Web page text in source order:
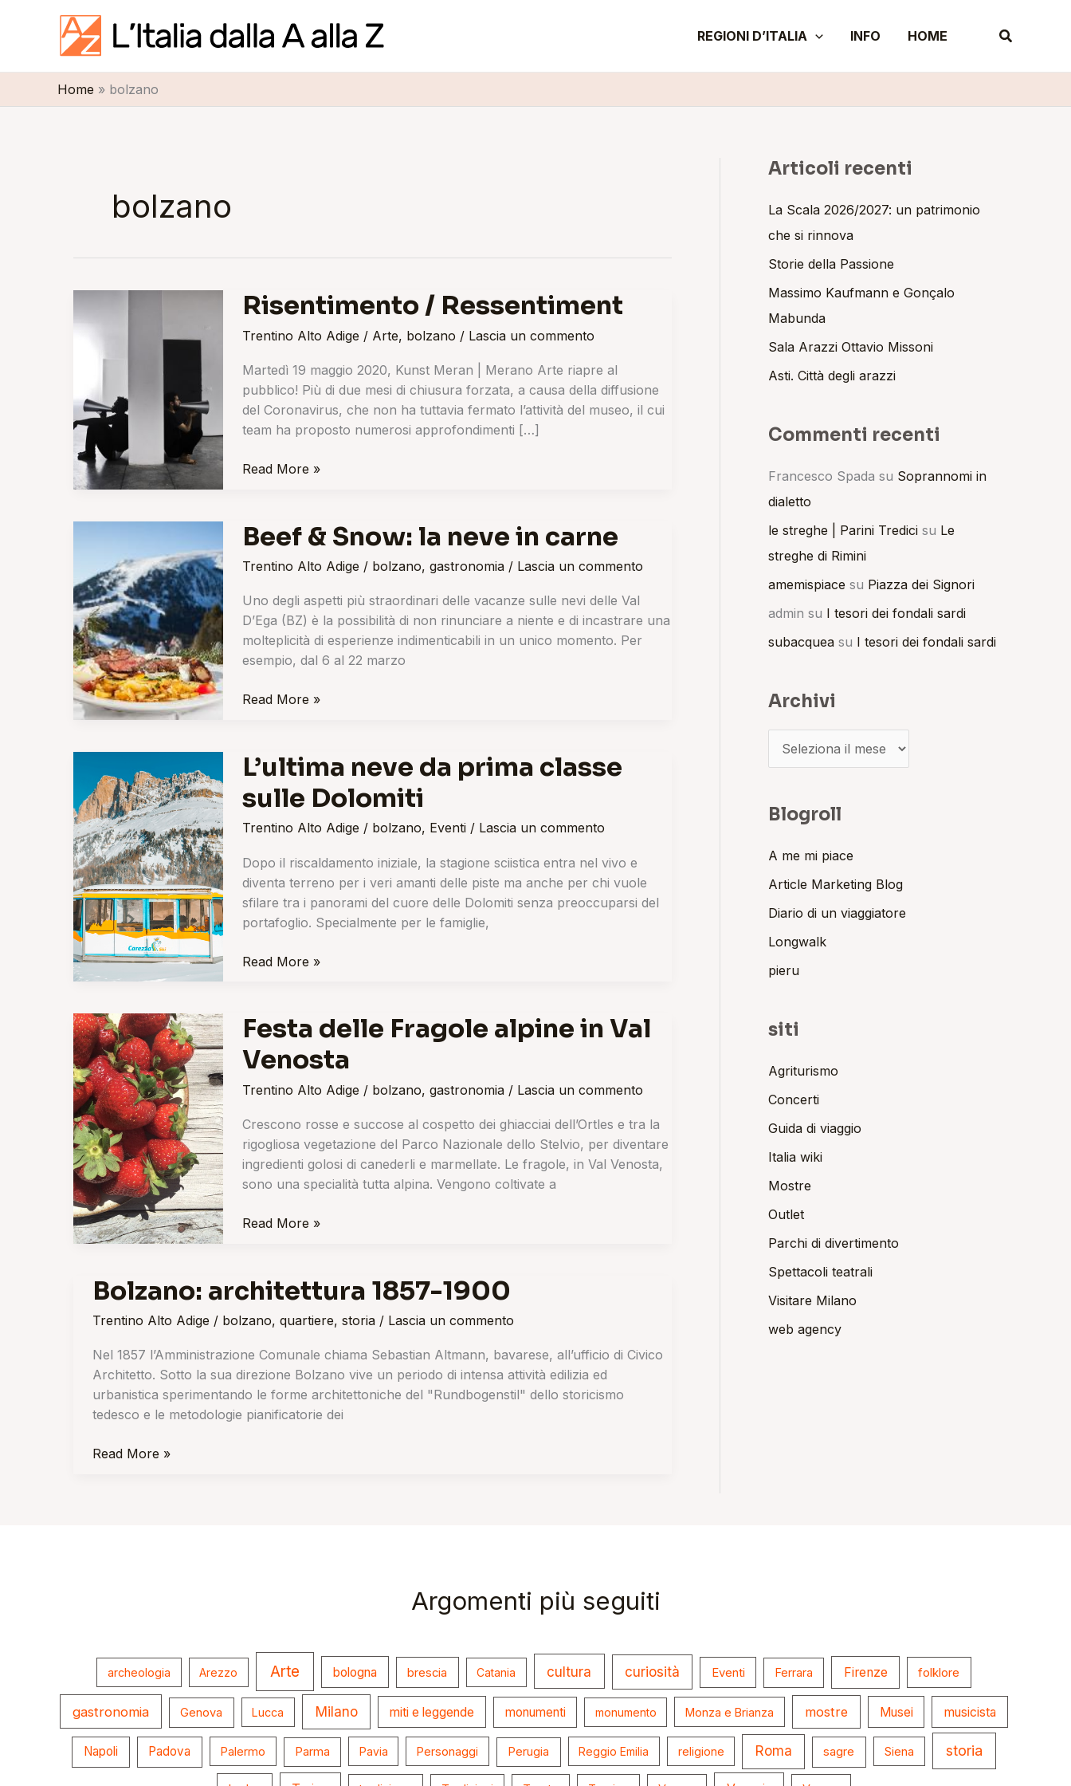
REGIONI D’ITALIA INFO HOME Cerca
Home bolzano
bolzano
Risentimento / Ressentiment
Trentino Alto Adige / Arte, bolzano / Lascia un commento
Martedì 19 maggio 2020, Kunst Meran | Merano Arte riapre al
pubblico! Più di due mesi di chiusura forzata, a causa della diffusione
del Coronavirus, che non ha tuttavia fermato l’attività del museo, il cui
team ha proposto numerosi approfondimenti […]
Risentimento
/
Ressentiment
Read More »
Beef & Snow: la neve in carne
Trentino Alto Adige / bolzano, gastronomia/ Lascia un commento
Uno degli aspetti più straordinari delle vacanze sulle nevi delle Val
D’Ega (BZ) è la possibilità di non rinunciare a niente e di incastrare una
molteplicità di esperienze indimenticabili in un unico momento. Per
esempio, dal 6 al 22 marzo
Beef
&
Snow:
neve
in
carne
Read More »
L’ultima neve da prima classe
sulle Dolomiti
Trentino Alto Adige / bolzano, Eventi/ Lascia un commento
Dopo il riscaldamento iniziale, la stagione sciistica entra nel vivo e
diventa terreno per i veri amanti delle piste ma anche per chi vuole
sfilare tra i panorami del cuore delle Dolomiti senza preoccuparsi del
portafoglio. Specialmente per le famiglie,
L’ultima
neve
da
prima
sulle
Dolomiti
Read More »
Festa delle Fragole alpine in Val
Venosta
Trentino Alto Adige / bolzano, gastronomia/ Lascia un commento
Crescono rosse e succose al cospetto dei ghiacciai dell’Ortles e tra la
rigogliosa vegetazione del Parco Nazionale dello Stelvio, per diventare
ingredienti golosi di canederli e marmellate. Le fragole, in Val Venosta,
sono una specialità tutta alpina. Vengono coltivate a
Festa
delle
Fragole
alpine
Val
Venosta
Read More »
Bolzano: architettura 1857-1900
Trentino Alto Adige / bolzano, quartiere, storia / Lascia un commento
Nel 1857 l’Amministrazione Comunale chiama Sebastian Altmann, bavarese, all’ufficio di Civico
Architetto. Sotto la sua direzione Bolzano vive un periodo di intensa attività edilizia ed
urbanistica sperimentando le forme architettoniche del "Rundbogenstil" dello storicismo
tedesco e le metodologie pianificatorie dei
Bolzano:
architettura
1857-
Read More »
Articoli recenti
La Scala 2026/2027: un patrimonio
che si rinnova
Storie della Passione
Massimo Kaufmann e Gonçalo
Mabunda
Sala Arazzi Ottavio Missoni
Asti. Città degli arazzi
Commenti recenti
Francesco Spada su Soprannomi in
dialetto
le streghe | Parini Tredici su Le
streghe di Rimini
amemispiace su Piazza dei Signori
admin su I tesori dei fondali sardi
subacquea su I tesori dei fondali sardi
Archivi
r
Blogroll
A me mi piace
Article Marketing Blog
Diario di un viaggiatore
Longwalk
pieru
siti
Agriturismo
Concerti
Guida di viaggio
Italia wiki
Mostre
Outlet
Parchi di divertimento
Spettacoli teatrali
Visitare Milano
web agency
Argomenti più seguiti
archeologia Arezzo Arte bologna brescia Catania cultura curiosità Eventi Ferrara Firenze folklore
gastronomia Genova Lucca Milano miti e leggende monumenti monumento Monza e Brianza mostre Musei musicista
Napoli Padova Palermo Parma Pavia Personaggi Perugia Reggio Emilia religione Roma sagre Siena storia